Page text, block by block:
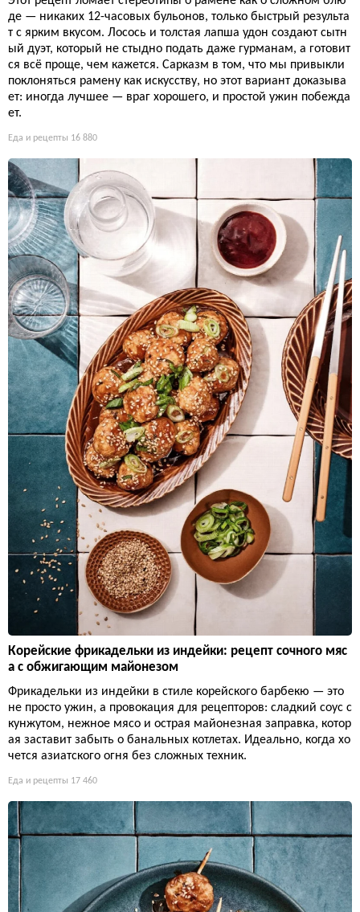
де — никаких 12-часовых бульонов, только быстрый результа
т с ярким вкусом. Лосось и толстая лапша удон создают сытн
ый дуэт, который не стыдно подать даже гурманам, а готовит
ся всё проще, чем кажется. Сарказм в том, что мы привыкли
поклоняться рамену как искусству, но этот вариант доказыва
ет: иногда лучшее — враг хорошего, и простой ужин побежда
ет.
Еда и рецепты 16 880
Корейские фрикадельки из индейки: рецепт сочного мяс
а с обжигающим майонезом
Фрикадельки из индейки в стиле корейского барбекю — это
не просто ужин, а провокация для рецепторов: сладкий соус с
кунжутом, нежное мясо и острая майонезная заправка, котор
ая заставит забыть о банальных котлетах. Идеально, когда хо
чется азиатского огня без сложных техник.
Еда и рецепты 17 460